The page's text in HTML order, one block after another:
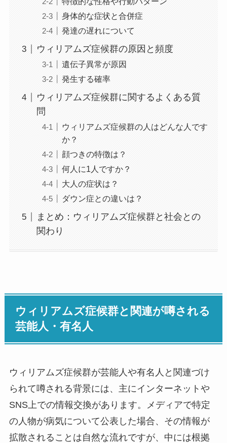
身体的な症状と合併症
発達の遅れについて
ウィリアムズ症候群の原因と頻度
遺伝子異常が原因
発生する確率
ウィリアムズ症候群に関するよくある質
問
ウィリアムズ症候群の人はどんな人です
か？
顔つきの特徴は？
何人に1人ですか？
大人の症状は？
ダウン症との違いは？
まとめ：ウィリアムズ症候群と社会との
関わり
ウィリアムズ症候群と関連が噂される
芸能人・有名人
ウィリアムズ症候群が芸能人や有名人と関連づけ
られて噂される背景には、主にインターネットや
SNS上での情報交換があります。メディアで特定
の人物が病気について公表した場合、その情報が
拡散されることは自然な流れですが、中には根拠